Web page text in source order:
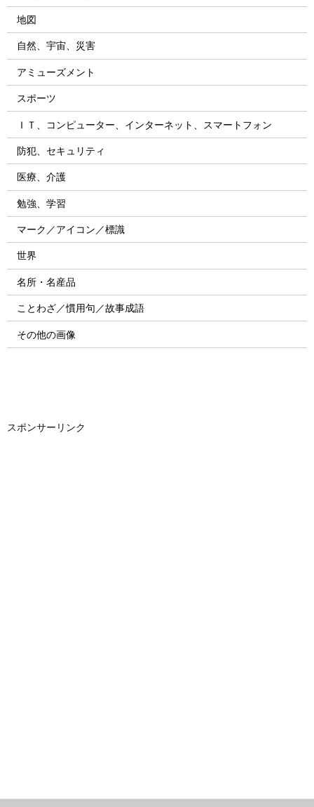
地図
自然、宇宙、災害
アミューズメント
スポーツ
ＩＴ、コンピューター、インターネット、スマートフォン
防犯、セキュリティ
医療、介護
勉強、学習
マーク／アイコン／標識
世界
名所・名産品
ことわざ／慣用句／故事成語
その他の画像
スポンサーリンク